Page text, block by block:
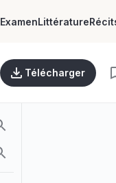
ExamenLittérature
Télécharger